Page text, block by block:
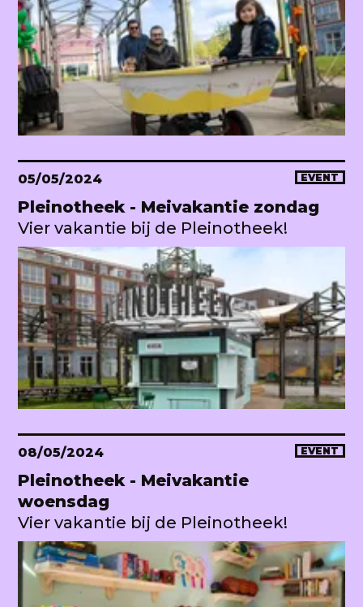
05/05/2024 EVENT
Pleinotheek - Meivakantie zondag
Vier vakantie bij de Pleinotheek!
08/05/2024 EVENT
Pleinotheek - Meivakantie
woensdag
Vier vakantie bij de Pleinotheek!